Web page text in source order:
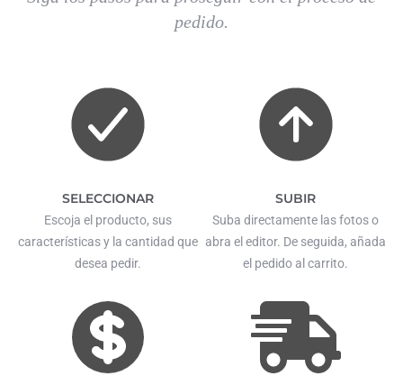
pedido.
SELECCIONAR
Escoja el producto, sus
características y la cantidad que
desea pedir.
SUBIR
Suba directamente las fotos o
abra el editor. De seguida, añada
el pedido al carrito.